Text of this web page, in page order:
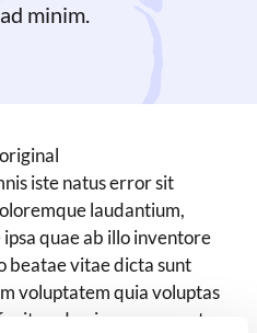
minim.
iste natus error sit
laudantium,
quae ab illo inventore
beatae vitae dicta sunt
voluptatem quia voluptas
sed quia consequuntur